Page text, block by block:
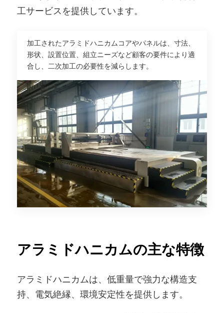
工サービスを提供しています。
加工されたアラミドハニカムコアやパネルは、寸法、
形状、設置位置、組立ニーズなど顧客の要件により適
合し、二次加工の必要性を減らします。
アラミドハニカムの主な特徴
アラミドハニカムは、低重量で強力な構造支
持、電気絶縁、環境安定性を提供します。